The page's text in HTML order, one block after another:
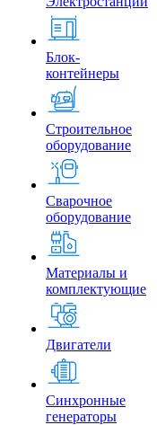
Блок-
контейнеры
Строительное
оборудование
Сварочное
оборудование
Материалы и
комплектующие
Двигатели
Синхронные
генераторы